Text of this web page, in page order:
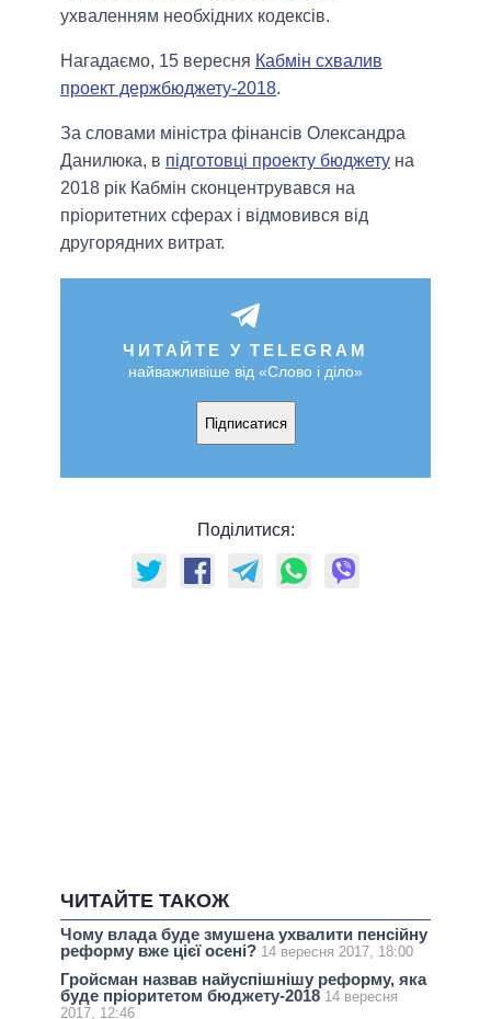
ухваленням необхідних кодексів.
Нагадаємо, 15 вересня Кабмін схвалив
проект держбюджету-2018.
За словами міністра фінансів Олександра
Данилюка, в підготовці проекту бюджету на
2018 рік Кабмін сконцентрувався на
пріоритетних сферах і відмовився від
другорядних витрат.
ЧИТАЙТЕ У TELEGRAM
найважливіше від «Слово і діло»
Підписатися
Поділитися:
ЧИТАЙТЕ ТАКОЖ
Чому влада буде змушена ухвалити пенсійну
реформу вже цієї осені? 14 вересня 2017, 18:00
Гройсман назвав найуспішнішу реформу, яка
буде пріоритетом бюджету-2018 14 вересня
2017, 12:46